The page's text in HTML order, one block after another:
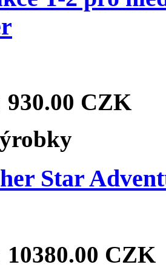
930.00 CZK
Star
10380.00 CZK